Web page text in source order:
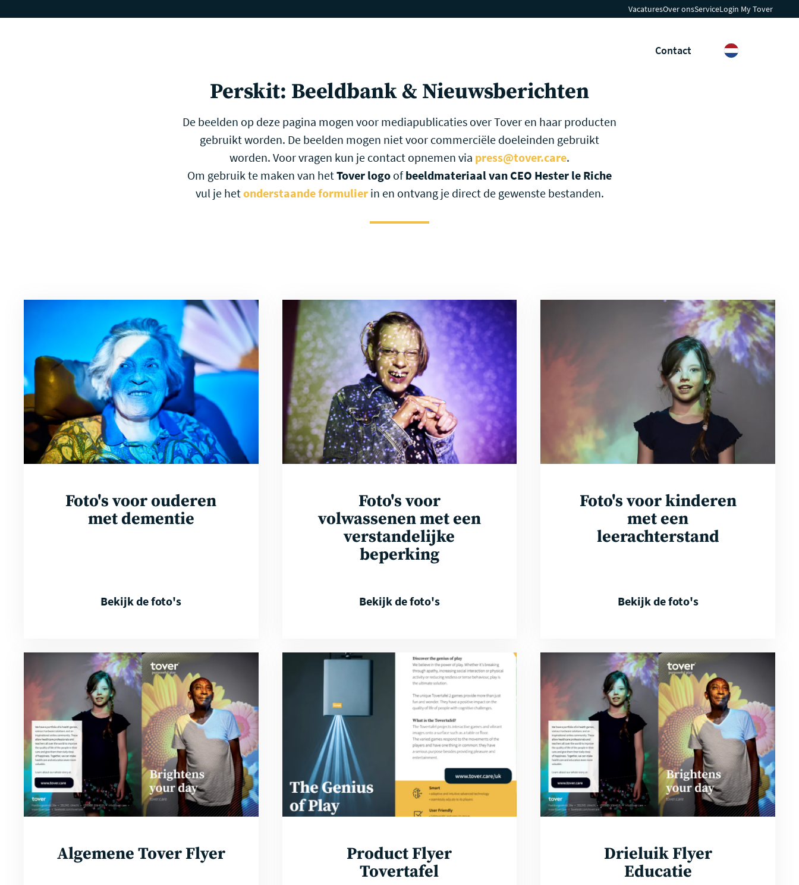
VacaturesOver onsServiceLogin My Tover
Contact
Perskit: Beeldbank & Nieuwsberichten
De beelden op deze pagina mogen voor mediapublicaties over Tover en haar producten
gebruikt worden. De beelden mogen niet voor commerciële doeleinden gebruikt
worden. Voor vragen kun je contact opnemen via press@tover.care.
Om gebruik te maken van hetTover logo ofbeeldmateriaal van CEO Hester le Riche
vul je hetonderstaande formulierin en ontvang je direct de gewenste bestanden.
Foto's voor ouderen
met dementie
Bekijk de foto's
Foto's voor
volwassenen met een
verstandelijke
beperking
Bekijk de foto's
Bekijk
foto's
Foto's voor kinderen
met een
leerachterstand
Bekijk de foto's
foto's
Algemene Tover Flyer
Product Flyer
Tovertafel
Download
Drieluik Flyer
Educatie